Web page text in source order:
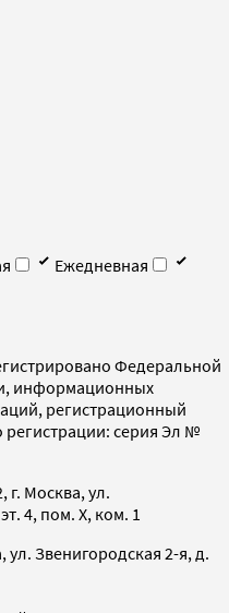
Ежедневная
Федеральной
информационных
регистрационный
серия Эл №
г. Москва, ул.
4, пом. X, ком. 1
ул. Звенигородская 2-я, д.